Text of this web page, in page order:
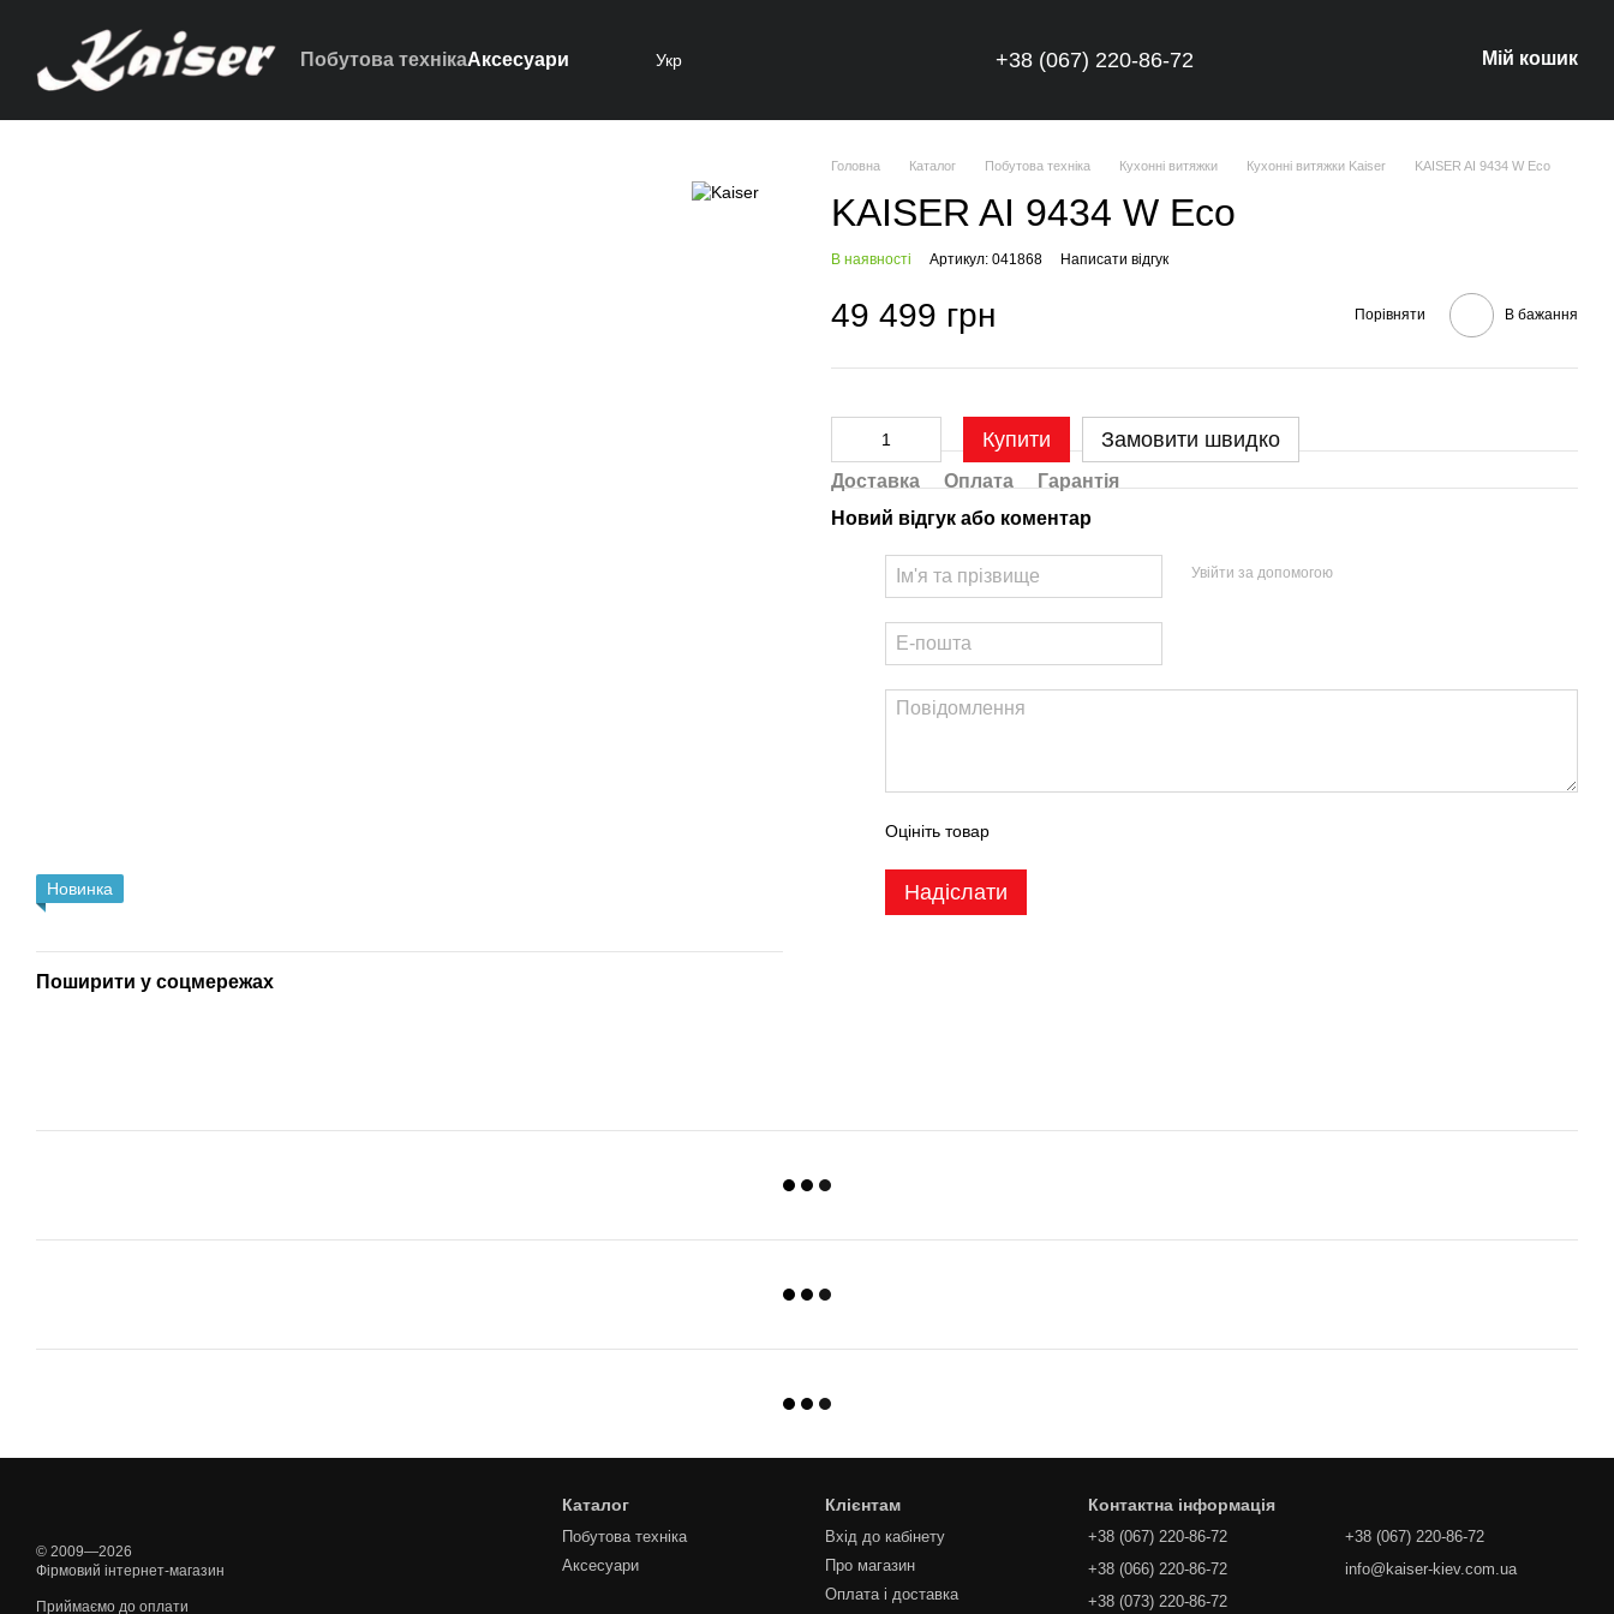
Побутова технікаАксесуари Укр +38 (067) 220-86-72 Мій кошик
Новинка
Поширити у соцмережах
Головна Каталог Побутова техніка Кухонні витяжки Кухонні витяжки Kaiser KAISER AI 9434 W Eco
KAISER AI 9434 W Eco
В наявності Артикул: 041868 Написати відгук
49 499 грн Порівняти В бажання
Купити Замовити швидко
Доставка Оплата
Гарантія
Новий відгук або коментар
Увійти за допомогою
Оцініть товар
Надіслати
© 2009—2026
Фірмовий інтернет-магазин
Приймаємо до оплати
Каталог
Побутова техніка
Аксесуари
Клієнтам
Вхід до кабінету
Про магазин
Оплата і доставка
Контактна інформація
+38 (067) 220-86-72
+38 (066) 220-86-72
+38 (073) 220-86-72
+38 (067) 220-86-72
info@kaiser-kiev.com.ua